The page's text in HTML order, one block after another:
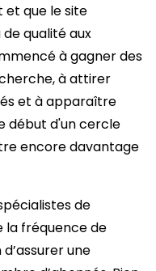
et que le site
qualité aux
à gagner des
à attirer
et à apparaître
début d'un cercle
encore davantage
de
la fréquence de
une